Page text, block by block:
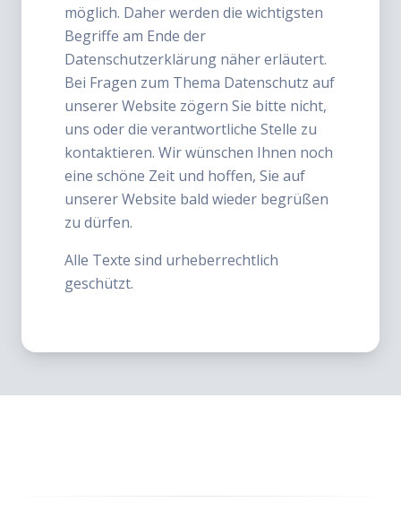
möglich. Daher werden die wichtigsten
Begriffe am Ende der
Datenschutzerklärung näher erläutert.
Bei Fragen zum Thema Datenschutz auf
unserer Website zögern Sie bitte nicht,
uns oder die verantwortliche Stelle zu
kontaktieren. Wir wünschen Ihnen noch
eine schöne Zeit und hoffen, Sie auf
unserer Website bald wieder begrüßen
zu dürfen.
Alle Texte sind urheberrechtlich
geschützt.